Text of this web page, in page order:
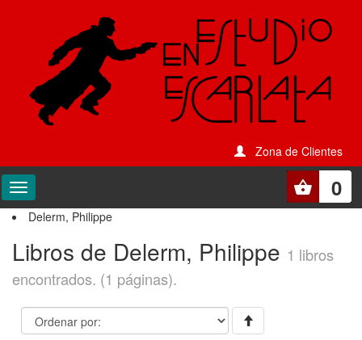
Zona de Clientes
0
Delerm, Philippe
Libros de Delerm, Philippe 1 libros
encontrados. (1 páginas).